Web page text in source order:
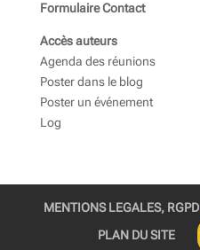
Formulaire Contact
Accès auteurs
Agenda des réunions
Poster dans le blog
Poster un événement
Log
MENTIONS LEGALES, RGPD
PLAN DU SITE